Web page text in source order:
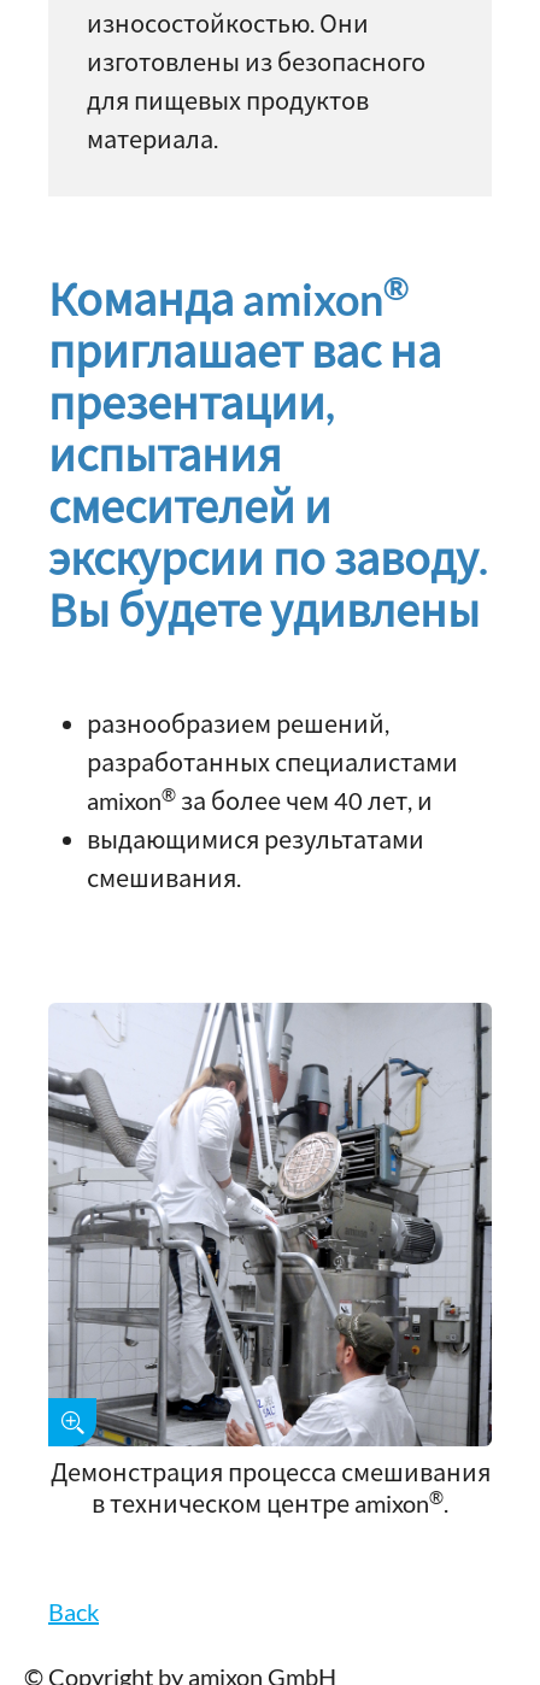
износостойкостью. Они
изготовлены из безопасного
для пищевых продуктов
материала.
Команда amixon®
приглашает вас на
презентации,
испытания
смесителей и
экскурсии по заводу.
Вы будете удивлены
разнообразием решений,
разработанных специалистами
amixon® за более чем 40 лет, и
выдающимися результатами
смешивания.
Демонстрация процесса смешивания
в техническом центре amixon®.
Back
© Copyright by amixon GmbH